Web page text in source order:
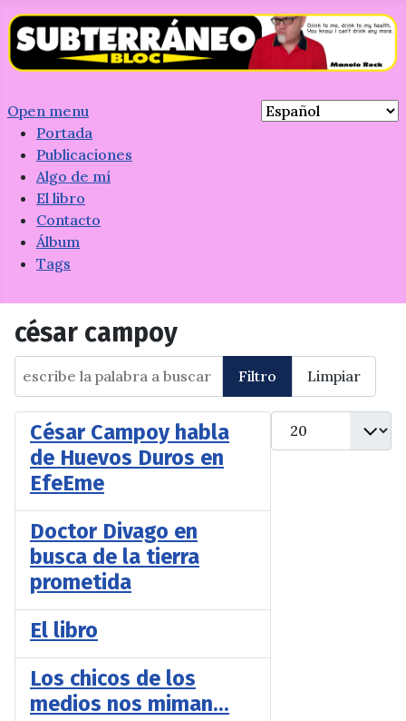
Open menu
Portada
Publicaciones
Algo de mí
El libro
Contacto
Álbum
Tags
césar campoy
Filtro Limpiar
César Campoy habla
de Huevos Duros en
EfeEme
Doctor Divago en
busca de la tierra
prometida
El libro
Los chicos de los
medios nos miman...